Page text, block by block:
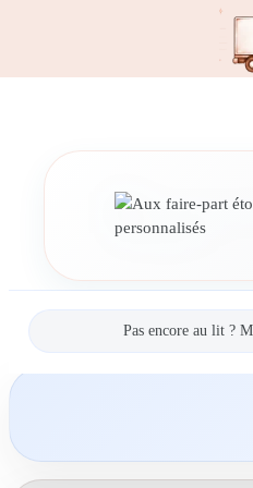
Pas encore au lit ?